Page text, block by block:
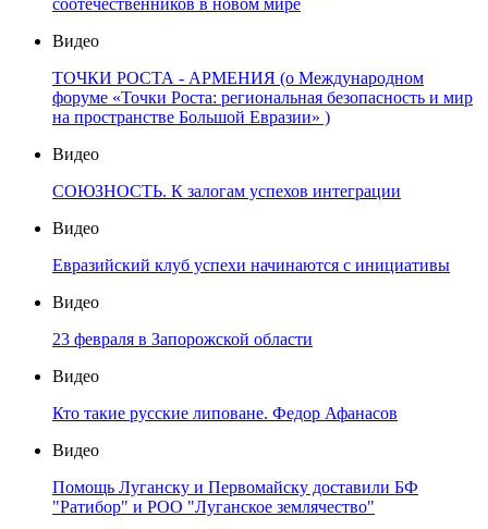
соотечественников в новом мире
Видео
ТОЧКИ РОСТА - АРМЕНИЯ (о Международном
форуме «Точки Роста: региональная безопасность и мир
на пространстве Большой Евразии» )
Видео
СОЮЗНОСТЬ. К залогам успехов интеграции
Видео
Евразийский клуб успехи начинаются с инициативы
Видео
23 февраля в Запорожской области
Видео
Кто такие русские липоване. Федор Афанасов
Видео
Помощь Луганску и Первомайску доставили БФ
"Ратибор" и РОО "Луганское землячество"